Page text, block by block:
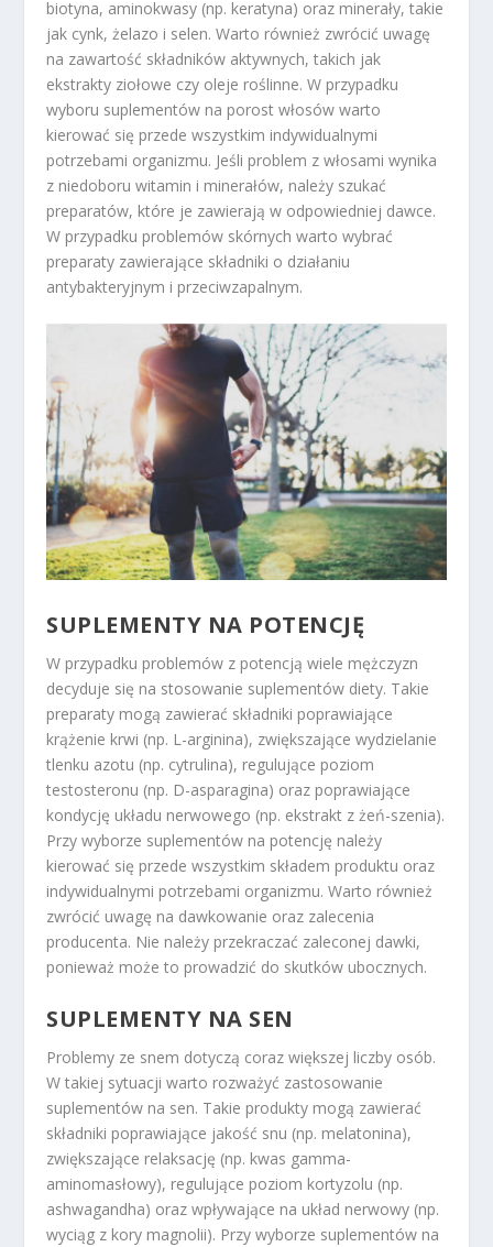
biotyna, aminokwasy (np. keratyna) oraz minerały, takie
jak cynk, żelazo i selen. Warto również zwrócić uwagę
na zawartość składników aktywnych, takich jak
ekstrakty ziołowe czy oleje roślinne. W przypadku
wyboru suplementów na porost włosów warto
kierować się przede wszystkim indywidualnymi
potrzebami organizmu. Jeśli problem z włosami wynika
z niedoboru witamin i minerałów, należy szukać
preparatów, które je zawierają w odpowiedniej dawce.
W przypadku problemów skórnych warto wybrać
preparaty zawierające składniki o działaniu
antybakteryjnym i przeciwzapalnym.
SUPLEMENTY NA POTENCJĘ
W przypadku problemów z potencją wiele mężczyzn
decyduje się na stosowanie suplementów diety. Takie
preparaty mogą zawierać składniki poprawiające
krążenie krwi (np. L-arginina), zwiększające wydzielanie
tlenku azotu (np. cytrulina), regulujące poziom
testosteronu (np. D-asparagina) oraz poprawiające
kondycję układu nerwowego (np. ekstrakt z żeń-szenia).
Przy wyborze suplementów na potencję należy
kierować się przede wszystkim składem produktu oraz
indywidualnymi potrzebami organizmu. Warto również
zwrócić uwagę na dawkowanie oraz zalecenia
producenta. Nie należy przekraczać zaleconej dawki,
ponieważ może to prowadzić do skutków ubocznych.
SUPLEMENTY NA SEN
Problemy ze snem dotyczą coraz większej liczby osób.
W takiej sytuacji warto rozważyć zastosowanie
suplementów na sen. Takie produkty mogą zawierać
składniki poprawiające jakość snu (np. melatonina),
zwiększające relaksację (np. kwas gamma-
aminomasłowy), regulujące poziom kortyzolu (np.
ashwagandha) oraz wpływające na układ nerwowy (np.
wyciąg z kory magnolii). Przy wyborze suplementów na